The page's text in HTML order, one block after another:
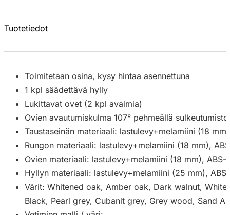
Tuotetiedot
Toimitetaan osina, kysy hintaa asennettuna
1 kpl säädettävä hylly
Lukittavat ovet (2 kpl avaimia)
Ovien avautumiskulma 107° pehmeällä
Taustaseinän materiaali: lastulevy+melamiini (18 mm)
Rungon materiaali: lastulevy+melamiini (18 mm),
Ovien materiaali: lastulevy+melamiini (18 mm), ABS-
Hyllyn materiaali: lastulevy+melamiini (25 mm),
Värit: Whitened oak, Amber oak, Dark walnut,
Black, Pearl grey, Cubanit grey, Grey wood, Sand